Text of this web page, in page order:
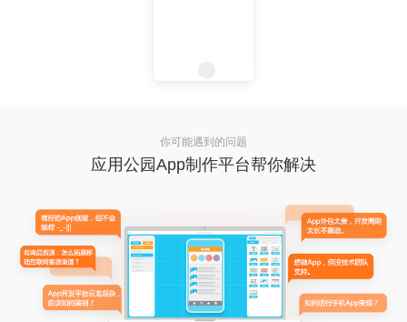
你可能遇到的问题
应用公园App制作平台帮你解决